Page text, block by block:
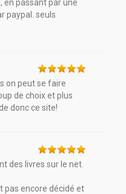
en passant par une
paypal. seuls
on peut se faire
de choix et plus
donc ce site!
des livres sur le net.
pas encore décidé et